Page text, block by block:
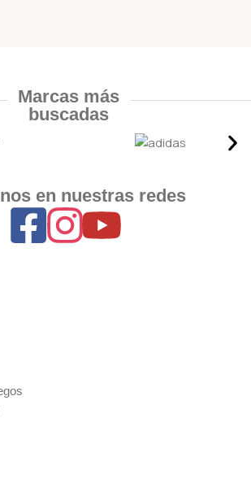
Marcas más
buscadas
en nuestras redes